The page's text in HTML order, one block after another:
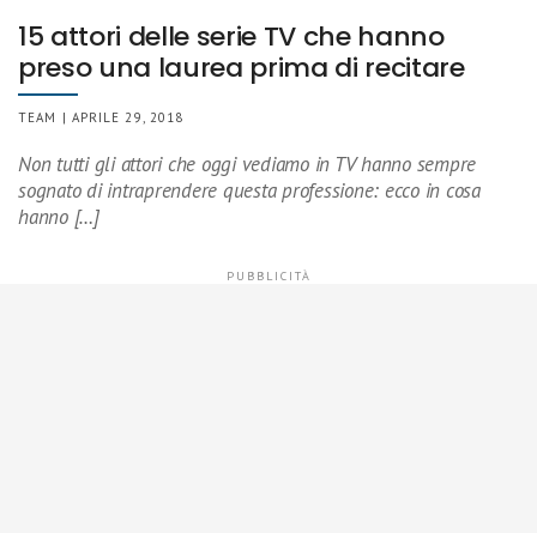
15 attori delle serie TV che hanno
preso una laurea prima di recitare
TEAM | APRILE 29, 2018
Non tutti gli attori che oggi vediamo in TV hanno sempre
sognato di intraprendere questa professione: ecco in cosa
hanno […]